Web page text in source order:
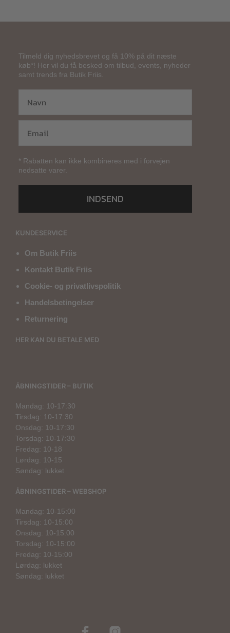
Tilmeld dig nyhedsbrevet og få 10% på dit næste
køb*! Her vil du få besked om tilbud, events, nyheder
samt trends fra Butik Friis.
* Rabatten kan ikke kombineres med i forvejen
nedsatte varer.
INDSEND
KUNDESERVICE
Om Butik Friis
Kontakt Butik Friis
Cookie- og privatlivspolitik
Handelsbetingelser
Returnering
HER KAN DU BETALE MED
ÅBNINGSTIDER – BUTIK
Mandag: 10-17:30
Tirsdag: 10-17:30
Onsdag: 10-17:30
Torsdag: 10-17:30
Fredag: 10-18
Lørdag: 10-15
Søndag: lukket
ÅBNINGSTIDER – WEBSHOP
Mandag: 10-15:00
Tirsdag: 10-15:00
Onsdag: 10-15:00
Torsdag: 10-15:00
Fredag: 10-15:00
Lørdag: lukket
Søndag: lukket